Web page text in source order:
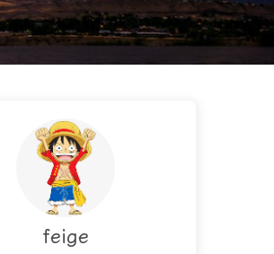
feige